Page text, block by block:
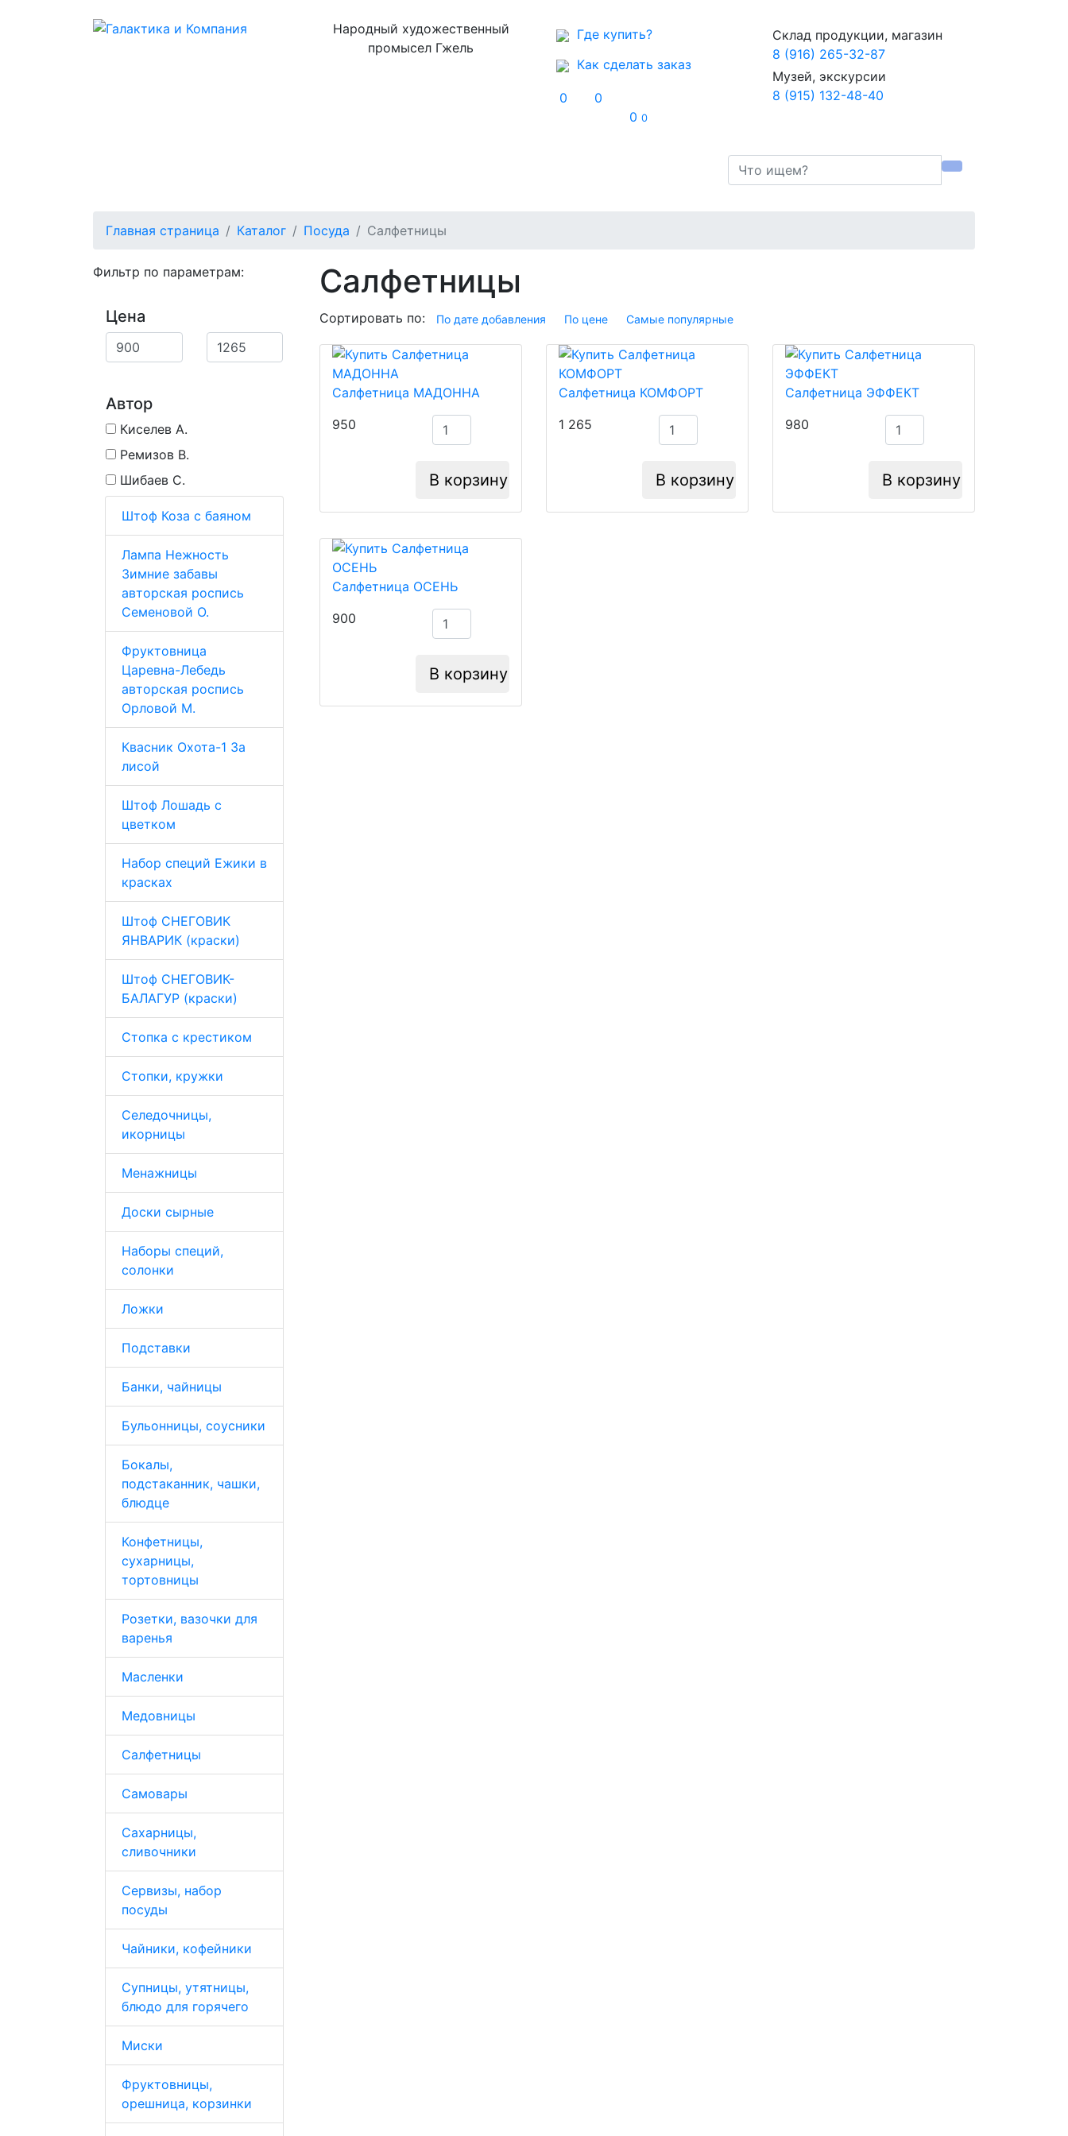
Народный художественный
промысел Гжель
Где купить?
Как сделать заказ
0
0
0 0
Склад продукции, магазин
8 (916) 265-32-87
Музей, экскурсии
8 (915) 132-48-40
Главная страница Каталог Посуда Салфетницы
Салфетницы
Сортировать по: По дате добавления По цене Самые популярные
Салфетница МАДОННА
950
В корзину
Салфетница КОМФОРТ
1 265
В корзину
Салфетница ЭФФЕКТ
980
В корзину
Салфетница ОСЕНЬ
900
В корзину
Фильтр по параметрам:
Цена
Автор
Киселев А.
Ремизов В.
Шибаев С.
Штоф Коза с баяном
Лампа Нежность
Зимние забавы
авторская роспись
Семеновой О.
Фруктовница
Царевна-Лебедь
авторская роспись
Орловой М.
Квасник Охота-1 За
лисой
Штоф Лошадь с
цветком
Набор специй Ежики в
красках
Штоф СНЕГОВИК
ЯНВАРИК (краски)
Штоф СНЕГОВИК-
БАЛАГУР (краски)
Стопка с крестиком
Стопки, кружки
Селедочницы,
икорницы
Менажницы
Доски сырные
Наборы специй,
солонки
Ложки
Подставки
Банки, чайницы
Бульонницы, соусники
Бокалы,
подстаканник, чашки,
блюдце
Конфетницы,
сухарницы,
тортовницы
Розетки, вазочки для
варенья
Масленки
Медовницы
Салфетницы
Самовары
Сахарницы,
сливочники
Сервизы, набор
посуды
Чайники, кофейники
Супницы, утятницы,
блюдо для горячего
Миски
Фруктовницы,
орешница, корзинки